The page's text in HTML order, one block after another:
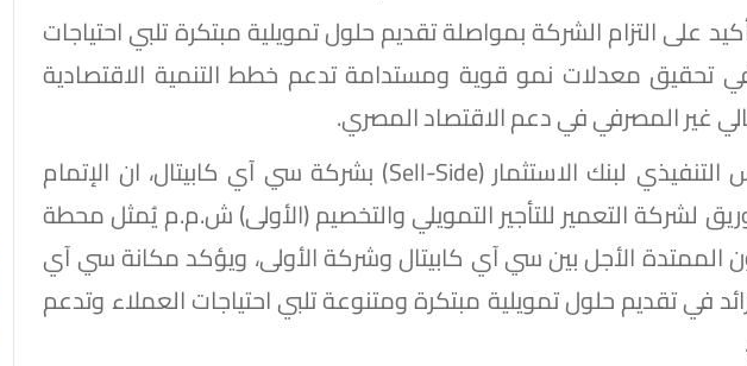
على التزام الشركة بمواصلة تقديم حلول تمويلية مبتكرة تلبي احتياجات
في تحقيق معدلات نمو قوية ومستدامة تدعم خطط التنمية الاقتصادية
غير المصرفي في دعم الاقتصاد المصري.
وقال عمرو هلال، الرئيس التنفيذي لبنك الاستثمار (Sell-Side) بشركة سي آي كابيتال، ان الإتمام
لشركة التعمير للتأجير التمويلي والتخصيم (الأولى) ش.م.م يُمثل محطة
الممتدة الأجل بين سي آي كابيتال وشركة الأولى، ويؤكد مكانة سي آي
في تقديم حلول تمويلية مبتكرة ومتنوعة تلبي احتياجات العملاء وتدعم